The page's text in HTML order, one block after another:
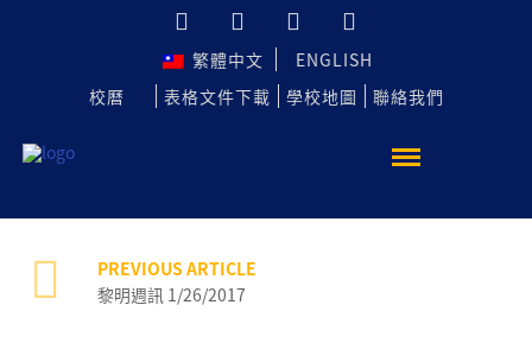
繁體中文
ENGLISH
校曆
表格文件下載 學校地圖 聯絡我們
PREVIOUS ARTICLE
黎明週訊 1/26/2017